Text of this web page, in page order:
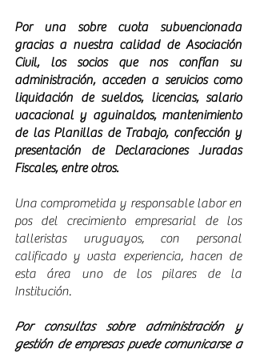
Por una sobre cuota subvencionada
gracias a nuestra calidad de Asociación
Civil, los socios que nos confían su
administración, acceden a servicios como
liquidación de sueldos, licencias, salario
vacacional y aguinaldos, mantenimiento
de las Planillas de Trabajo, confección y
presentación de Declaraciones Juradas
Fiscales, entre otros.
Una comprometida y responsable labor en
pos del crecimiento empresarial de los
talleristas uruguayos, con personal
calificado y vasta experiencia, hacen de
esta área uno de los pilares de la
Institución.
Por consultas sobre administración y
gestión de empresas puede comunicarse a